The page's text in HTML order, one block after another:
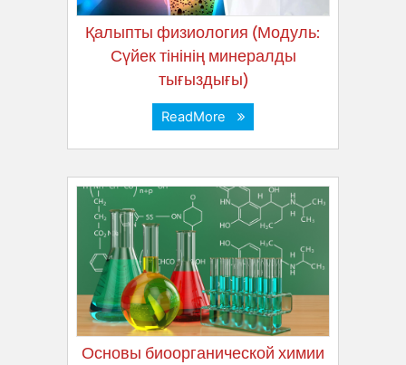
Қалыпты физиология (Модуль:
Сүйек тінінің минералды
тығыздығы)
ReadMore
Основы биоорганической химии